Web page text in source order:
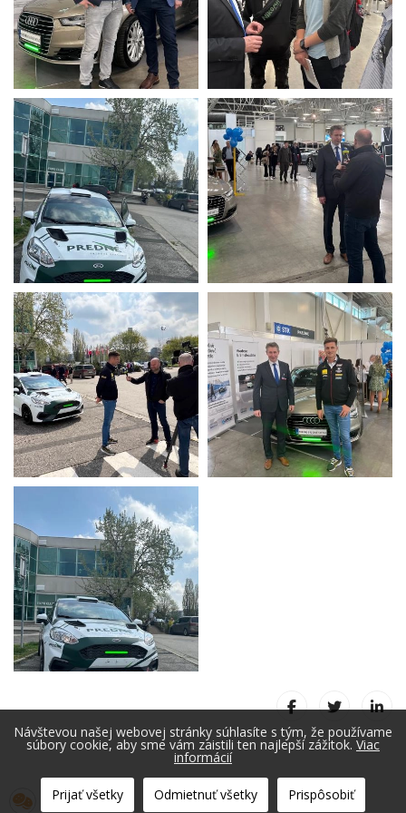
Návštevou našej webovej stránky súhlasíte s tým, že používame
súbory cookie, aby sme vám zaistili ten najlepší zážitok. Viac
informácií
Prijať všetky Odmietnuť všetky Prispôsobiť